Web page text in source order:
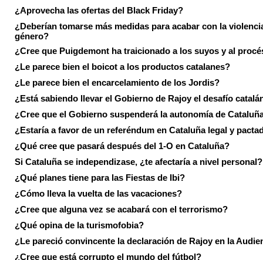
¿Aprovecha las ofertas del Black Friday?
¿Deberían tomarse más medidas para acabar con la
género?
¿Cree que Puigdemont ha traicionado a los suyos y al
¿Le parece bien el boicot a los productos catalanes?
¿Le parece bien el encarcelamiento de los Jordis?
¿Está sabiendo llevar el Gobierno de Rajoy el desafío
¿Cree que el Gobierno suspenderá la autonomía de
¿Estaría a favor de un referéndum en Cataluña legal y
¿Qué cree que pasará después del 1-O en Cataluña?
Si Cataluña se independizase, ¿te afectaría a nivel personal?
¿Qué planes tiene para las Fiestas de Ibi?
¿Cómo lleva la vuelta de las vacaciones?
¿Cree que alguna vez se acabará con el terrorismo?
¿Qué opina de la turismofobia?
¿Le pareció convincente la declaración de Rajoy en la
¿Cree que está corrupto el mundo del fútbol?